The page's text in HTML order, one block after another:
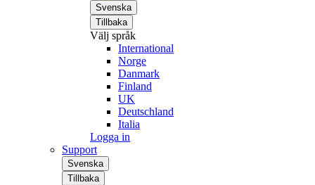
Svenska
Tillbaka
Välj språk
International
Norge
Danmark
Finland
UK
Deutschland
Italia
Logga in
Support
Svenska
Tillbaka